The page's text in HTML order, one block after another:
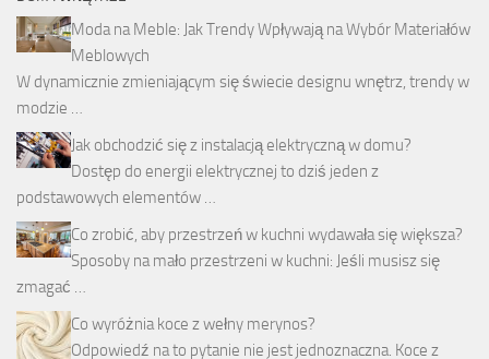
Moda na Meble: Jak Trendy Wpływają na Wybór Materiałów
Meblowych
W dynamicznie zmieniającym się świecie designu wnętrz, trendy w
modzie …
Jak obchodzić się z instalacją elektryczną w domu?
Dostęp do energii elektrycznej to dziś jeden z
podstawowych elementów …
Co zrobić, aby przestrzeń w kuchni wydawała się większa?
Sposoby na mało przestrzeni w kuchni: Jeśli musisz się
zmagać …
Co wyróżnia koce z wełny merynos?
Odpowiedź na to pytanie nie jest jednoznaczna. Koce z